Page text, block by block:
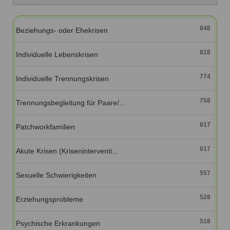
Qualitätssicherung
Qualität unserer Therapeuten
Familienthemen
Fortbildungen
Ausbildungsinstitute
Liste der Fachverbände
Benutzername*
Passwort*
Links
Formular zur Registrierung
Beziehungs- oder Ehekrisen 848
Individuelle Lebenskrisen 818
Individuelle Trennungskrisen 774
Trennungsbegleitung für Paare/... 758
Patchworkfamilien 617
Akute Krisen (Kriseninterventi... 617
Sexuelle Schwierigkeiten 557
Erziehungsprobleme 528
Psychische Erkrankungen 518